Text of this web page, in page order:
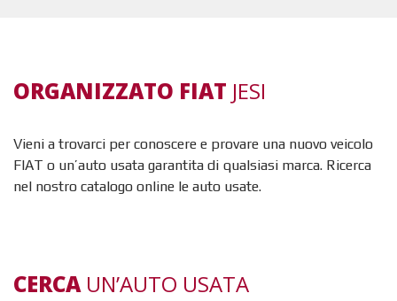
ORGANIZZATO FIAT JESI
Vieni a trovarci per conoscere e provare una nuovo veicolo
FIAT o un’auto usata garantita di qualsiasi marca. Ricerca
nel nostro catalogo online le auto usate.
CERCAUN’AUTO USATA